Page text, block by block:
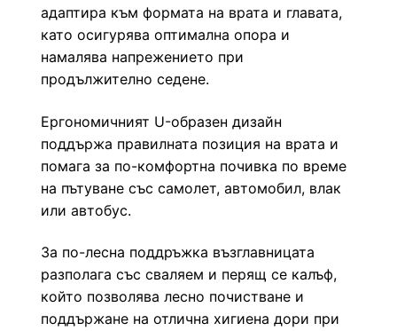
адаптира към формата на врата и главата,
като осигурява оптимална опора и
намалява напрежението при
продължително седене.
Ергономичният U-образен дизайн
поддържа правилната позиция на врата и
помага за по-комфортна почивка по време
на пътуване със самолет, автомобил, влак
или автобус.
За по-лесна поддръжка възглавницата
разполага със сваляем и перящ се калъф,
който позволява лесно почистване и
поддържане на отлична хигиена дори при